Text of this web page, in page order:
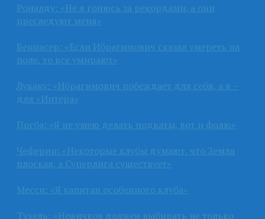
Роналду: «Не я гонюсь за рекордами, а они
преследуют меня»
Беннасер: «Если Ибрагимович сказал умереть на
поле, то все умирают»
Лукаку: «Ибрагимович побеждает для себя, а я –
для «Интера»
Погба: «Я не умею делать подкаты, вот и фолю»
Чеферин: «Некоторые клубы думают, что Земля
плоская, а Суперлига существует»
Месси: «Я капитан особенного клуба»
Тухель: «Новичков должен выбирать не только